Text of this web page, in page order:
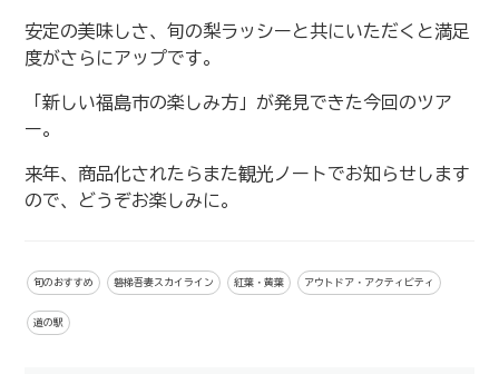
安定の美味しさ、旬の梨ラッシーと共にいただくと満足
度がさらにアップです。
「新しい福島市の楽しみ方」が発見できた今回のツア
ー。
来年、商品化されたらまた観光ノートでお知らせします
ので、どうぞお楽しみに。
旬のおすすめ 磐梯吾妻スカイライン 紅葉・黄葉 アウトドア・アクティビティ
道の駅